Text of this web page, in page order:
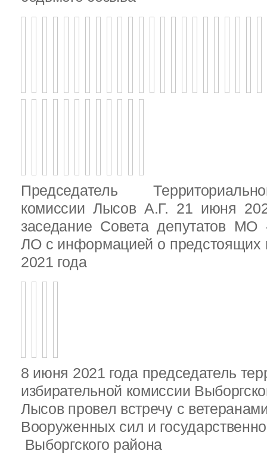
Председатель
комиссии Лысов А.Г. 21 июня
заседание Совета депутатов МО
ЛО с информацией о предстоящих
2021 года
8 июня 2021 года председатель
избирательной комиссии
Лысов провел встречу с
Вооруженных сил и
Выборгского района